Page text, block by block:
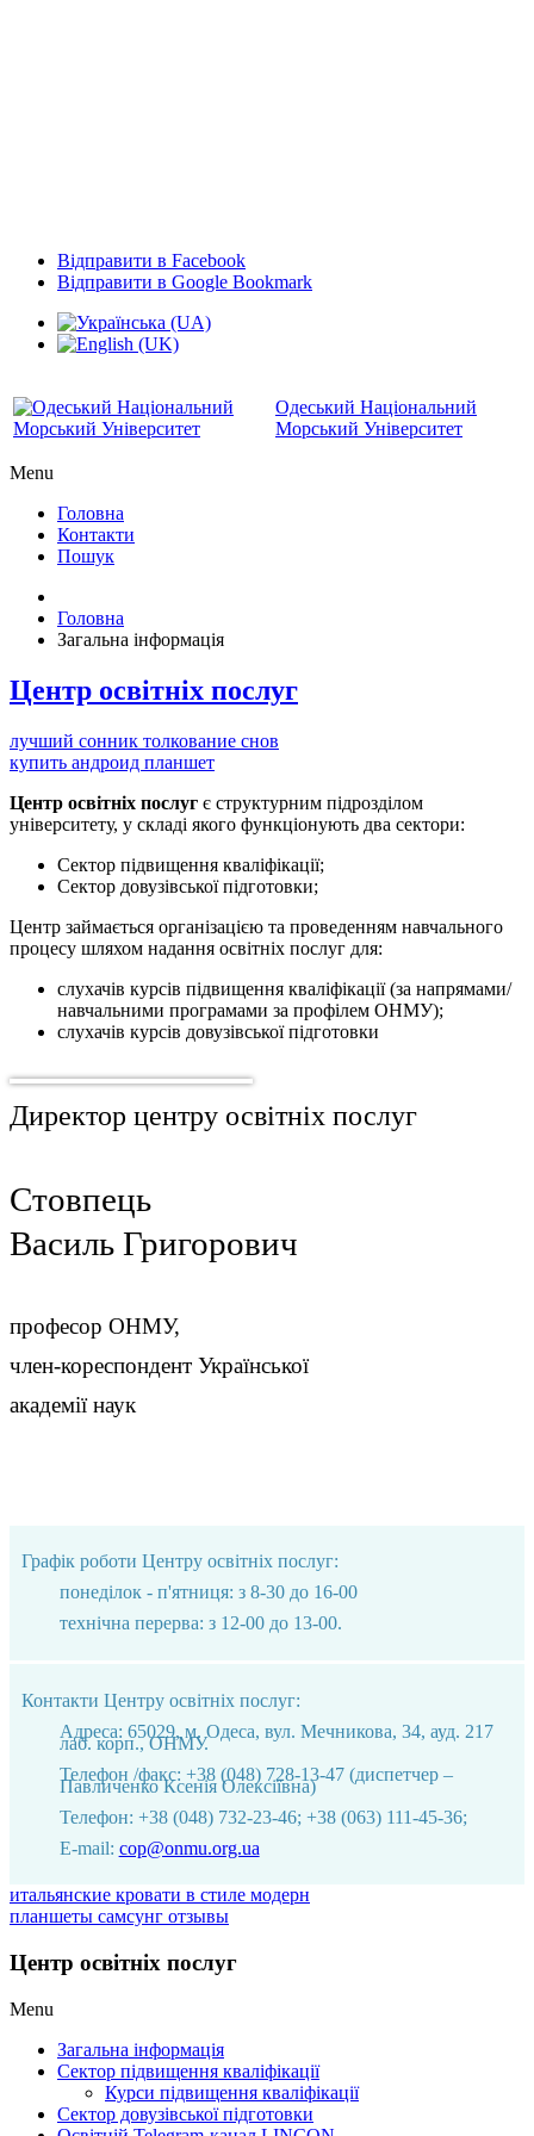
Відправити в Facebook
Відправити в Google Bookmark
Одеський Національний
Морський Університет
Menu
Головна
Контакти
Пошук
Головна
Загальна інформація
Центр освітніх послуг
лучший сонник толкование снов
купить андроид планшет
Центр освітніх послуг є структурним підрозділом
університету, у складі якого функціонують два сектори:
Сектор підвищення кваліфікації;
Сектор довузівської підготовки;
Центр займається організацією та проведенням навчального
процесу шляхом надання освітніх послуг для:
слухачів курсів підвищення кваліфікації (за напрямами/
навчальними програмами за профілем ОНМУ);
слухачів курсів довузівської підготовки
Директор центру освітніх послуг
Стовпець
Василь Григорович
професор ОНМУ,
член-кореспондент Української
академії наук
Графік роботи Центру освітніх послуг:
понеділок - п'ятниця: з 8-30 до 16-00
технічна перерва: з 12-00 до 13-00.
Контакти Центру освітніх послуг:
Адреса: 65029, м. Одеса, вул. Мечникова, 34, ауд. 217
лаб. корп., ОНМУ.
Телефон /факс: +38 (048) 728-13-47 (диспетчер –
Павличенко Ксенія Олексіївна)
Телефон: +38 (048) 732-23-46; +38 (063) 111-45-36;
Е-mail: cop@onmu.org.ua
итальянские кровати в стиле модерн
планшеты самсунг отзывы
Центр освітніх послуг
Menu
Загальна інформація
Сектор підвищення кваліфікації
Курси підвищення кваліфікації
Сектор довузівської підготовки